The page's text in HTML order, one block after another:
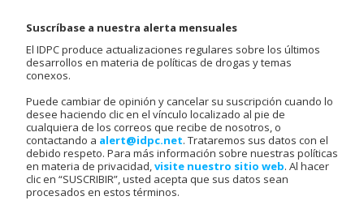
Suscríbase a nuestra alerta mensuales
El IDPC produce actualizaciones regulares sobre los últimos
desarrollos en materia de políticas de drogas y temas
conexos.
Puede cambiar de opinión y cancelar su suscripción cuando lo
desee haciendo clic en el vínculo localizado al pie de
cualquiera de los correos que recibe de nosotros, o
contactando a alert@idpc.net. Trataremos sus datos con el
debido respeto. Para más información sobre nuestras políticas
en materia de privacidad,visite nuestro sitio web. Al hacer
clic en “SUSCRIBIR”, usted acepta que sus datos sean
procesados en estos términos.